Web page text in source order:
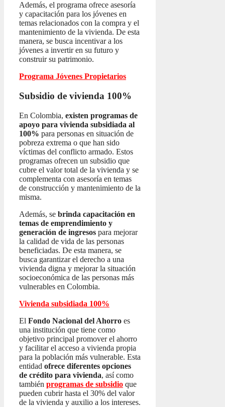
Además, el programa ofrece asesoría
y capacitación para los jóvenes en
temas relacionados con la compra y el
mantenimiento de la vivienda. De esta
manera, se busca incentivar a los
jóvenes a invertir en su futuro y
construir su patrimonio.
Programa Jóvenes Propietarios
Subsidio de vivienda 100%
En Colombia, existen programas de
apoyo para vivienda subsidiada al
100% para personas en situación de
pobreza extrema o que han sido
víctimas del conflicto armado. Estos
programas ofrecen un subsidio que
cubre el valor total de la vivienda y se
complementa con asesoría en temas
de construcción y mantenimiento de la
misma.
Además, se brinda capacitación en
temas de emprendimiento y
generación de ingresos para mejorar
la calidad de vida de las personas
beneficiadas. De esta manera, se
busca garantizar el derecho a una
vivienda digna y mejorar la situación
socioeconómica de las personas más
vulnerables en Colombia.
Vivienda subsidiada 100%
El Fondo Nacional del Ahorro es
una institución que tiene como
objetivo principal promover el ahorro
y facilitar el acceso a vivienda propia
para la población más vulnerable. Esta
entidad ofrece diferentes opciones
de crédito para vivienda, así como
también programas de subsidio que
pueden cubrir hasta el 30% del valor
de la vivienda y auxilio a los intereses.